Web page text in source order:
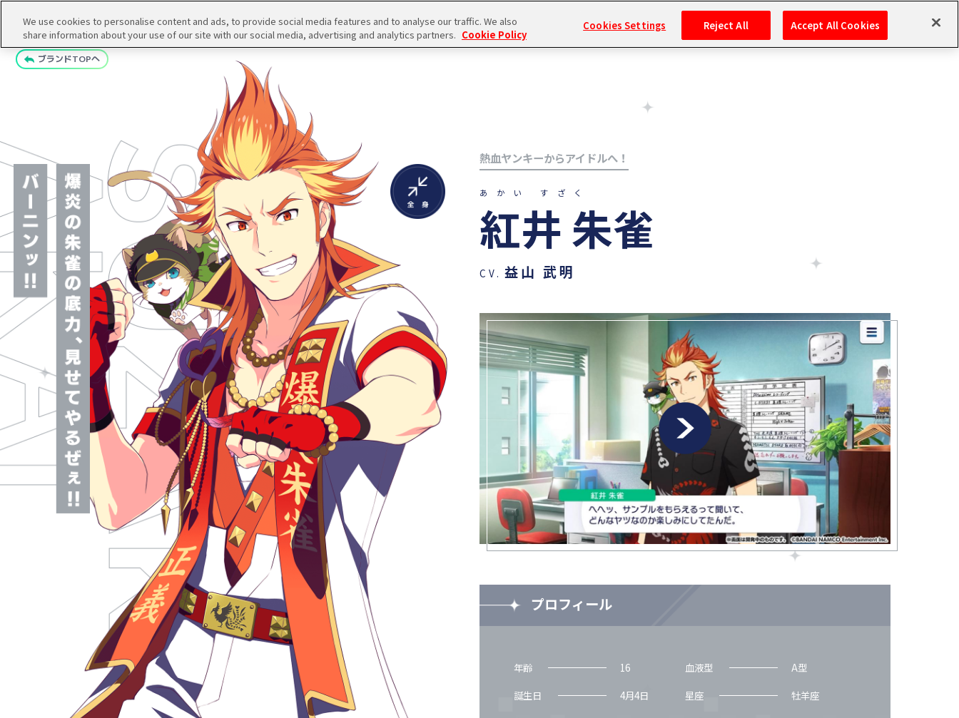
ブランドTOPへ
熱血ヤンキーからアイドルへ！
あかい すざく
紅井 朱雀
CV. 益山 武明
プロフィール
年齢 16 血液型
A型
誕生日
4月4日 星座
牡羊座
We use cookies to personalise content and ads, to provide social media features and to analyse our traffic. We also
share information about your use of our site with our social media, advertising and analytics partners. Cookie Policy
Cookies Settings Reject All Accept All Cookies